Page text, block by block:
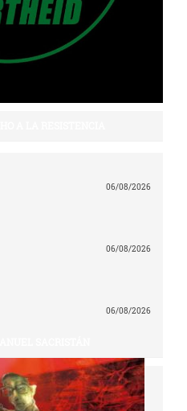
06/08/2026
06/08/2026
06/08/2026